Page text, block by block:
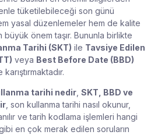
tüketilebileceği son günü
yasal düzenlemeler hem de kalite
büyük önem taşır. Bununla birlikte
Tarihi (SKT) ile Tavsiye Edilen
veya Best Before Date (BBD)
tarihi nedir SKT, BBD ve
, son kullanma tarihi nasıl okunur,
ve tarih kodlama işlemleri hangi
en çok merak edilen soruların